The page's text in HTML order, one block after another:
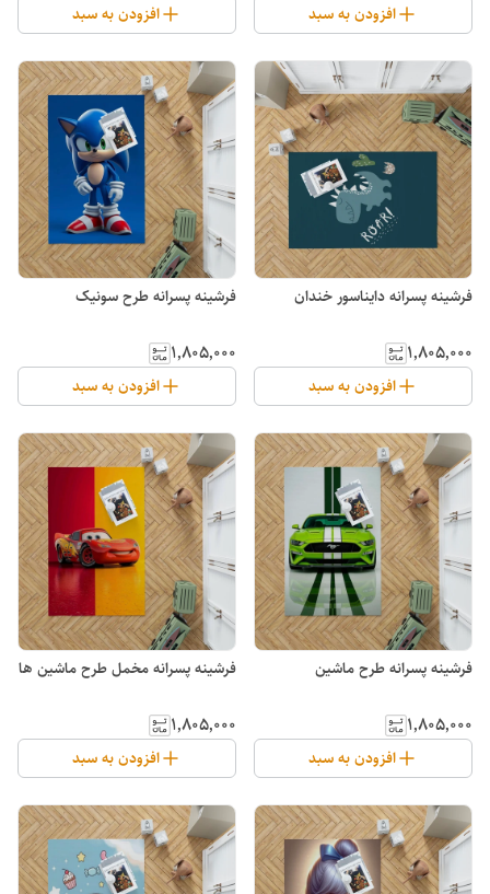
افزودن به سبد افزودن به سبد
فرشینه پسرانه دایناسور خندان
۱٬۸۰۵٬۰۰۰
افزودن به سبد
فرشینه پسرانه طرح سونیک
۱٬۸۰۵٬۰۰۰
افزودن به سبد
فرشینه پسرانه طرح ماشین
۱٬۸۰۵٬۰۰۰
افزودن به سبد
فرشینه پسرانه مخمل طرح ماشین ها
۱٬۸۰۵٬۰۰۰
افزودن به سبد